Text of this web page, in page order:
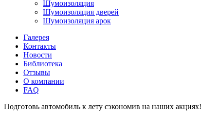
Шумоизоляция
Шумоизоляция дверей
Шумоизоляция арок
Галерея
Контакты
Новости
Библиотека
Отзывы
О компании
FAQ
Подготовь автомобиль к лету сэкономив на наших акциях!